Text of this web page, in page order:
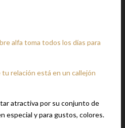
alfa toma todos los días para
relación está en un callejón
atractiva por su conjunto de
especial y para gustos, colores.